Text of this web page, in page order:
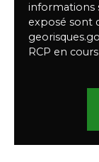
informations
exposé sont
RCP en cours